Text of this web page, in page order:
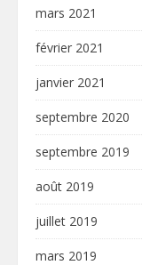
mars 2021
février 2021
janvier 2021
septembre 2020
septembre 2019
août 2019
juillet 2019
mars 2019